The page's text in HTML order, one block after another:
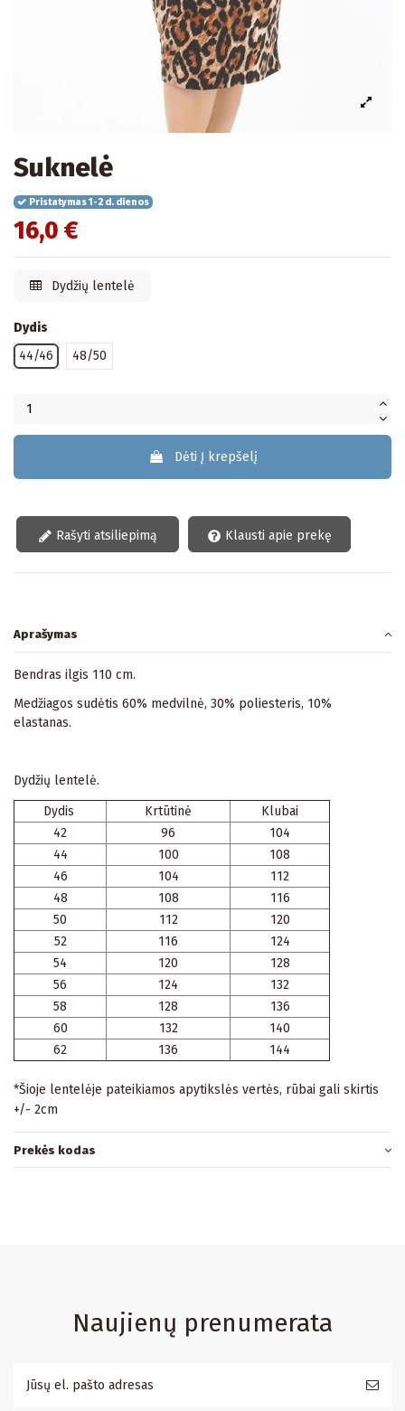
Suknelė
Pristatymas 1-2 d. dienos
16,0 €
Dydžių lentelė
Dydis
44/46
48/50
Dėti Į krepšelį
Rašyti atsiliepimą Klausti apie prekę
Aprašymas
Bendras ilgis 110 cm.
Medžiagos sudėtis 60% medvilnė, 30% poliesteris, 10%
elastanas.
Dydžių lentelė.
Dydis Krtūtinė
Klubai
42
96
104
44
100
108
46
104
112
48
108
116
50
112
120
52
116
124
54
120
128
56
124
132
58
128
136
60
132
140
62
136 144
*Šioje lentelėje pateikiamos apytikslės vertės, rūbai gali skirtis
+/- 2cm
Prekės kodas
Naujienų prenumerata